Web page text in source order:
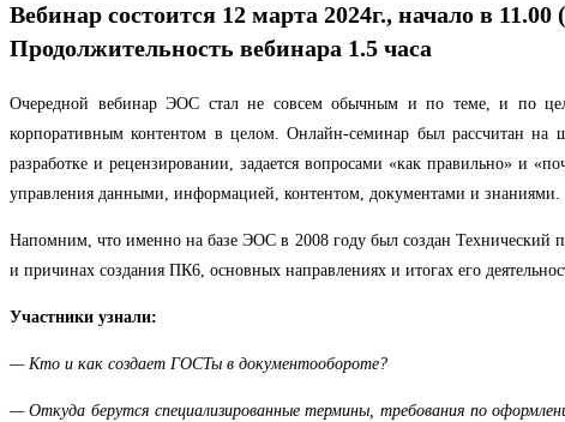
Вебинар состоится 12 марта 2024г., начало в 11.00
Продолжительность вебинара 1.5 часа
Очередной вебинар ЭОС стал не совсем обычным и по теме, и по
корпоративным контентом в целом. Онлайн-семинар был рассчитан на
разработке и рецензировании, задается вопросами «как правильно» и
управления данными, информацией, контентом, документами и знаниями.
Напомним, что именно на базе ЭОС в 2008 году был создан Технический
и причинах создания ПК6, основных направлениях и итогах его
Участники узнали:
— Кто и как создает ГОСТы в документообороте?
— Откуда берутся специализированные термины, требования по